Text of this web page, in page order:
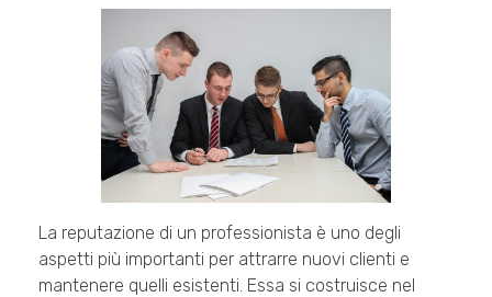
La reputazione di un professionista è uno degli
aspetti più importanti per attrarre nuovi clienti e
mantenere quelli esistenti. Essa si costruisce nel